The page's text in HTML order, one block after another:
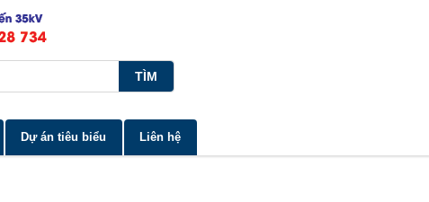
Dự án tiêu biểu Liên hệ